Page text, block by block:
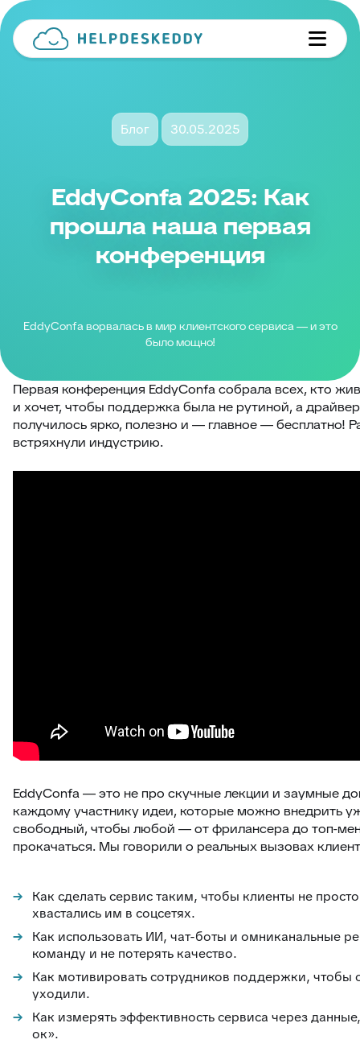
Блог 30.05.2025
EddyConfa 2025: Как
прошла наша первая
конференция
EddyConfa ворвалась в мир клиентского сервиса — и это
было мощно!
Первая конференция EddyConfa собрала всех, кто
и хочет, чтобы поддержка была не рутиной, а
получилось ярко, полезно и — главное — бесплатно!
встряхнули индустрию.
EddyConfa — это не про скучные лекции и заумные
каждому участнику идеи, которые можно внедрить
свободный, чтобы любой — от фрилансера до топ-
прокачаться. Мы говорили о реальных вызовах
Как сделать сервис таким, чтобы клиенты не
хвастались им в соцсетях.
Как использовать ИИ, чат-боты и омниканальные
команду и не потерять качество.
Как мотивировать сотрудников поддержки, чтобы
уходили.
Как измерять эффективность сервиса через
ок».